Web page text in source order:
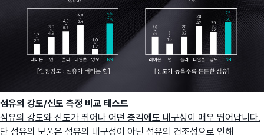
섬유의 강도/신도 측정 비교 테스트
섬유의 강도와 신도가 뛰어나 어떤 충격에도 내구성이 매우 뛰어납니다.
단 섬유의 보풀은 섬유의 내구성이 아닌 섬유의 건조성으로 인해